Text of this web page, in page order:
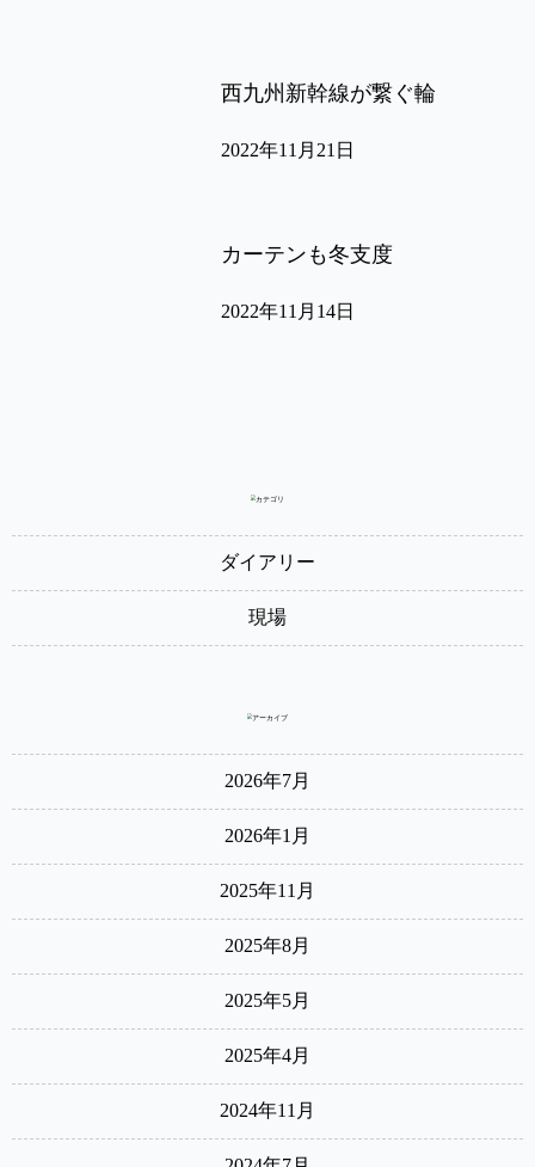
西九州新幹線が繋ぐ輪
2022年11月21日
カーテンも冬支度
2022年11月14日
ダイアリー
現場
2026年7月
2026年1月
2025年11月
2025年8月
2025年5月
2025年4月
2024年11月